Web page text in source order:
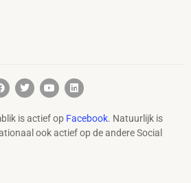
is actief op Facebook. Natuurlijk is
ook actief op de andere Social